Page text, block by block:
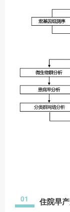
01 住院早